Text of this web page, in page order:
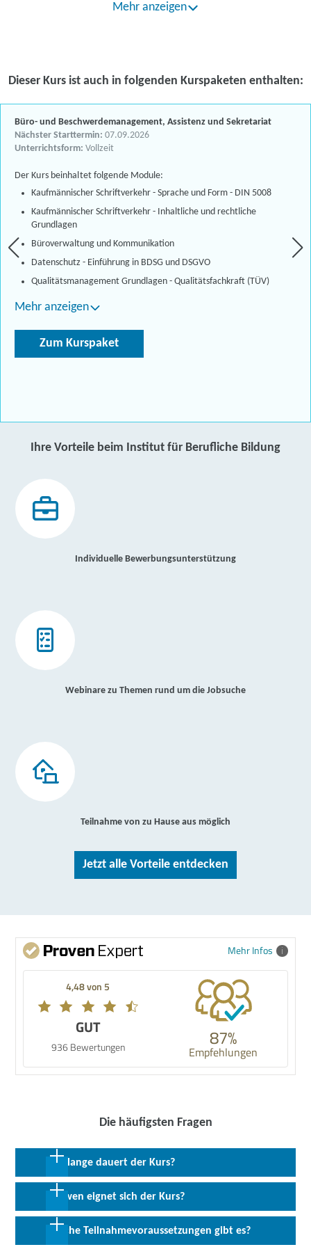
Mehr anzeigen
Dieser Kurs ist auch in folgenden Kurspaketen enthalten:
Büro- und Beschwerdemanagement, Assistenz und Sekretariat
Nächster Starttermin: 07.09.2026
Unterrichtsform: Vollzeit
Der Kurs beinhaltet folgende Module:
Kaufmännischer Schriftverkehr - Sprache und Form - DIN 5008
Kaufmännischer Schriftverkehr - Inhaltliche und rechtliche
Grundlagen
Büroverwaltung und Kommunikation
Datenschutz - Einführung in BDSG und DSGVO
Qualitätsmanagement Grundlagen - Qualitätsfachkraft (TÜV)
Mehr anzeigen
Zum Kurspaket
Ihre Vorteile beim Institut für Berufliche Bildung
Individuelle Bewerbungsunterstützung
Webinare zu Themen rund um die Jobsuche
Teilnahme von zu Hause aus möglich
Jetzt alle Vorteile entdecken
Mehr Infos
4,48 von 5
GUT
936 Bewertungen 87%
Empfehlungen
Die häufigsten Fragen
Wie lange dauert der Kurs?
2 Wochen in Vollzeit
Für wen eignet sich der Kurs?
Das Bildungsangebot richtet sich an Führungskräfte, Mitarbeiter
die für das Beschwerdemanagement verantwortlich sind,
Welche Teilnahmevoraussetzungen gibt es?